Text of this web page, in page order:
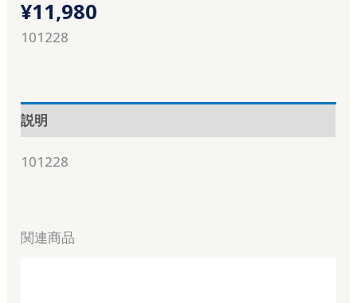
¥11,980
101228
説明
101228
関連商品